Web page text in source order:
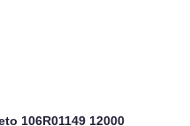
106R01149 12000